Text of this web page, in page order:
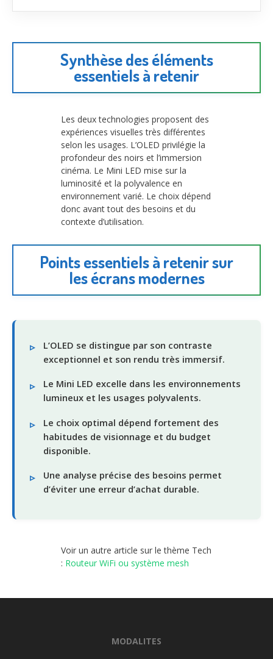
Synthèse des éléments
essentiels à retenir
Les deux technologies proposent des
expériences visuelles très différentes
selon les usages. L’OLED privilégie la
profondeur des noirs et l’immersion
cinéma. Le Mini LED mise sur la
luminosité et la polyvalence en
environnement varié. Le choix dépend
donc avant tout des besoins et du
contexte d’utilisation.
Points essentiels à retenir sur
les écrans modernes
L’OLED se distingue par son contraste
exceptionnel et son rendu très immersif.
Le Mini LED excelle dans les environnements
lumineux et les usages polyvalents.
Le choix optimal dépend fortement des
habitudes de visionnage et du budget
disponible.
Une analyse précise des besoins permet
d’éviter une erreur d’achat durable.
Voir un autre article sur le thème Tech
: Routeur WiFi ou système mesh
MODALITES